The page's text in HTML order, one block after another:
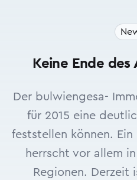
Keine Ende
Der bulwiengesa-
für 2015 eine
feststellen können.
herrscht vor allem
Regionen. Derzeit